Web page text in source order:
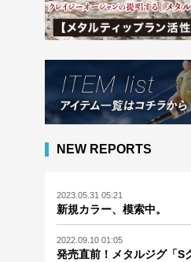
NEW REPORTS
2023.05.31 05:21
新規カラー、模索中。
2022.09.10 01:05
発売直前！メタルジグ「S